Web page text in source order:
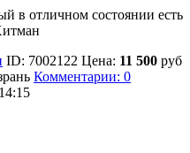
в отличном состоянии есть
ID: 7002122 Цена: 11 500 руб
Комментарии: 0
14:15